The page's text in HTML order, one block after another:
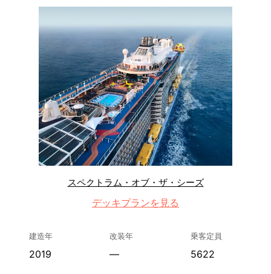
スペクトラム・オブ・ザ・シーズ
デッキプランを見る
建造年
2019
改装年
—
乗客定員
5622